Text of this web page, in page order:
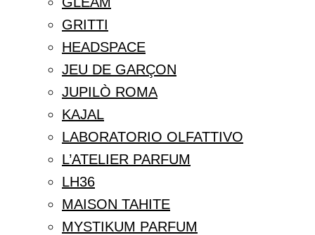
GRITTI
HEADSPACE
JEU DE GARÇON
JUPILÒ ROMA
KAJAL
LABORATORIO OLFATTIVO
L’ATELIER PARFUM
LH36
MAISON TAHITE
MYSTIKUM PARFUM